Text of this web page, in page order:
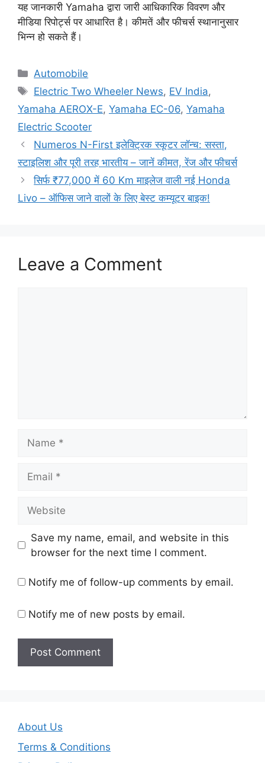
यह जानकारी Yamaha द्वारा जारी आधिकारिक विवरण और
मीडिया रिपोर्ट्स पर आधारित है। कीमतें और फीचर्स स्थानानुसार
भिन्न हो सकते हैं।
Categories
Automobile
Tags
Electric Two Wheeler News, EV India,
Yamaha AEROX-E, Yamaha EC-06, Yamaha
Electric Scooter
Numeros N-First इलेक्ट्रिक स्कूटर लॉन्च: सस्ता,
स्टाइलिश और पूरी तरह भारतीय – जानें कीमत, रेंज और फीचर्स
सिर्फ ₹77,000 में 60 Km माइलेज वाली नई Honda
Livo – ऑफिस जाने वालों के लिए बेस्ट कम्यूटर बाइक!
Leave a Comment
Save my name, email, and website in this
browser for the next time I comment.
Notify me of follow-up comments by email.
Notify me of new posts by email.
About Us
Terms & Conditions